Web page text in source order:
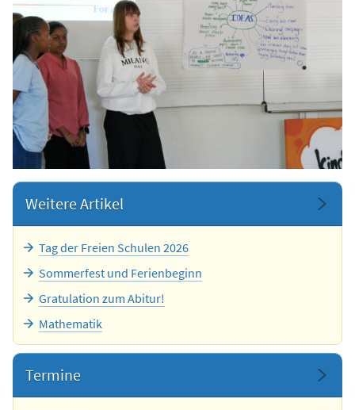
Weitere Artikel
Tag der Freien Schulen 2026
Sommerfest und Ferienbeginn
Gratulation zum Abitur!
Mathematik
Termine